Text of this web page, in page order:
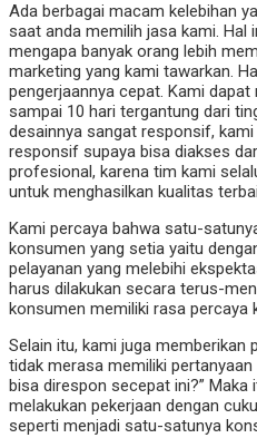
Ada berbagai macam kelebihan
saat anda memilih jasa kami. Hal
mengapa banyak orang lebih
marketing yang kami tawarkan.
pengerjaannya cepat. Kami
sampai 10 hari tergantung dari
desainnya sangat responsif,
responsif supaya bisa diakses
profesional, karena tim kami
untuk menghasilkan kualitas
Kami percaya bahwa satu-
konsumen yang setia yaitu
pelayanan yang melebihi
harus dilakukan secara terus-
konsumen memiliki rasa percaya
Selain itu, kami juga memberikan
tidak merasa memiliki
bisa direspon secepat ini?” Maka
melakukan pekerjaan dengan
seperti menjadi satu-satunya